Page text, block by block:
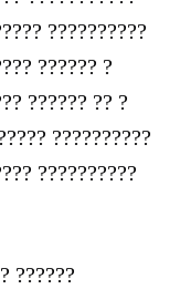
??????????
?????? ?
?????? ?? ?
??????????
??????????
??????